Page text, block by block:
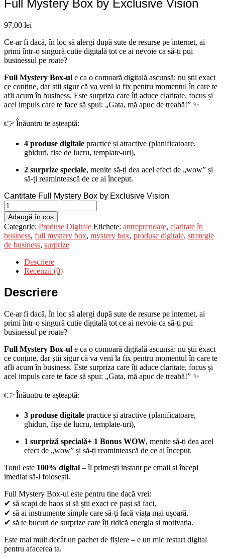
Full Mystery Box by Exclusive Vision
97,00 lei
Ce-ar fi dacă, în loc să alergi după sute de resurse pe internet, ai
primi într-o singură cutie digitală tot ce ai nevoie ca să-ți pui
businessul pe roate?
Full Mystery Box-ul e ca o comoară digitală ascunsă: nu știi exact
ce conține, dar știi sigur că va veni la fix pentru momentul în care te
afli acum în business. Este surpriza care îți aduce claritate, focus și
acel impuls care te face să spui: „Gata, mă apuc de treabă!” ✨
👉 Înăuntru te așteaptă:
4 produse digitale practice și atractive (planificatoare,
ghiduri, fișe de lucru, template-uri),
2 surprize speciale, menite să-ți dea acel efect de „wow” și
să-ți reamintească de ce ai început.
Cantitate Full Mystery Box by Exclusive Vision
Adaugă în coș
Categorie: Produse Digitale Etichete: antreprenoare, claritate în
business, full mystery box, mystery box, produse digitale, strategie
de business, surprize
Descriere
Recenzii (0)
Descriere
Ce-ar fi dacă, în loc să alergi după sute de resurse pe internet, ai
primi într-o singură cutie digitală tot ce ai nevoie ca să-ți pui
businessul pe roate?
Full Mystery Box-ul e ca o comoară digitală ascunsă: nu știi exact
ce conține, dar știi sigur că va veni la fix pentru momentul în care te
afli acum în business. Este surpriza care îți aduce claritate, focus și
acel impuls care te face să spui: „Gata, mă apuc de treabă!” ✨
👉 Înăuntru te așteaptă:
3 produse digitale practice și atractive (planificatoare,
ghiduri, fișe de lucru, template-uri),
1 surpriză specială+ 1 Bonus WOW, menite să-ți dea acel
efect de „wow” și să-ți reamintească de ce ai început.
Totul este 100% digital – îl primești instant pe email și începi
imediat să-l folosești.
Full Mystery Box-ul este pentru tine dacă vrei:
✔ să scapi de haos și să știi exact ce pași să faci,
✔ să ai instrumente simple care să-ți facă viața mai ușoară,
✔ să te bucuri de surprize care îți ridică energia și motivația.
Este mai mult decât un pachet de fișiere – e un mic restart digital
pentru afacerea ta.